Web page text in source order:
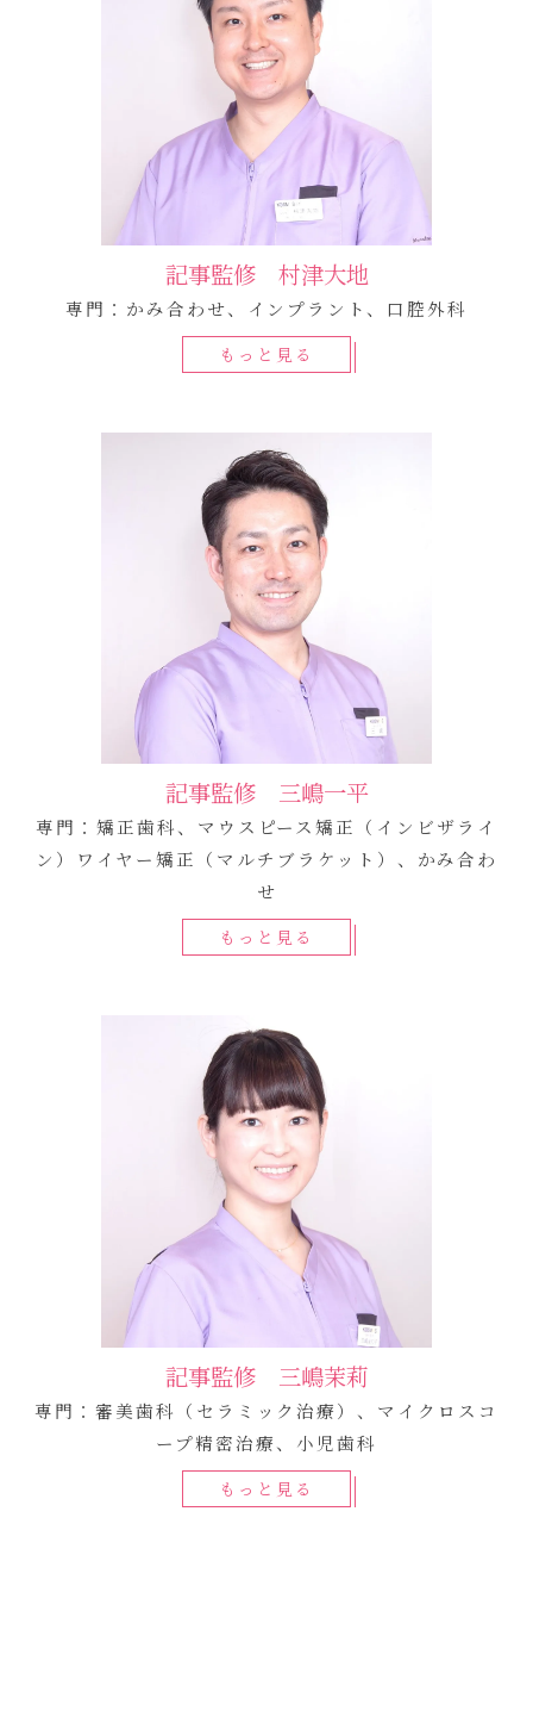
記事監修 村津大地
専門：かみ合わせ、インプラント、口腔外科
もっと見る
記事監修 三嶋一平
専門：矯正歯科、マウスピース矯正（インビザライ
ン）ワイヤー矯正（マルチブラケット）、かみ合わ
せ
もっと見る
記事監修 三嶋茉莉
専門：審美歯科（セラミック治療）、マイクロスコ
ープ精密治療、小児歯科
もっと見る